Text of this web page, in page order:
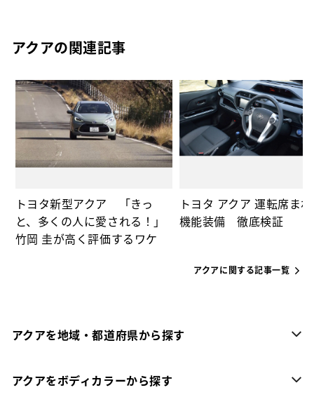
アクアの関連記事
トヨタ新型アクア 「きっ
と、多くの人に愛される！」
竹岡 圭が高く評価するワケ
トヨタ アクア 運転席ま
機能装備 徹底検証
アクアに関する記事一覧
アクアを地域・都道府県から探す
アクアをボディカラーから探す